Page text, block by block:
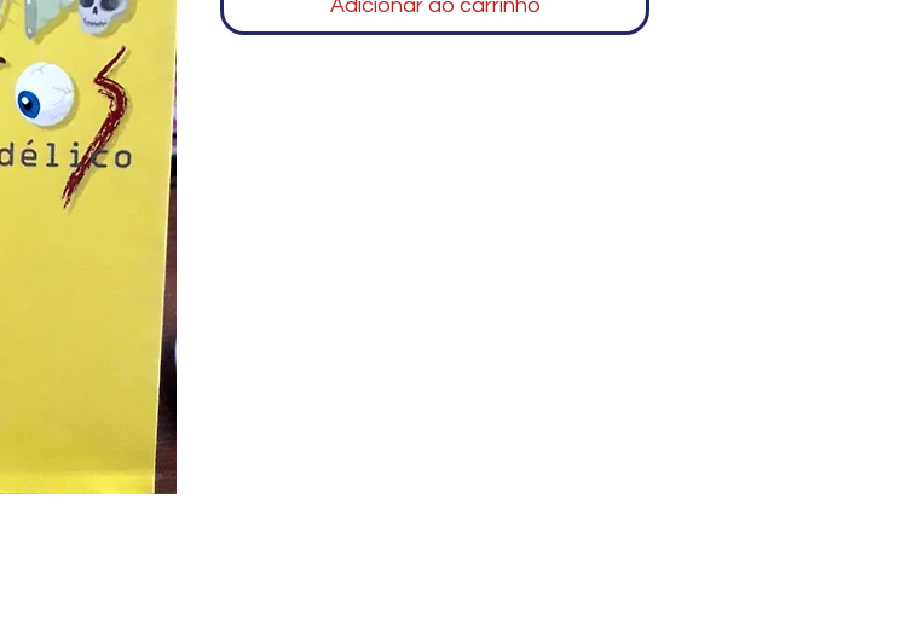
Adicionar ao carrinho